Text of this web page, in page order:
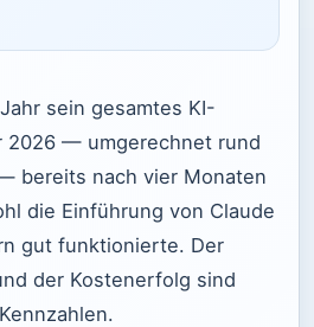
sein gesamtes KI-
2026 — umgerechnet rund
bereits nach vier Monaten
die Einführung von Claude
gut funktionierte. Der
der Kostenerfolg sind